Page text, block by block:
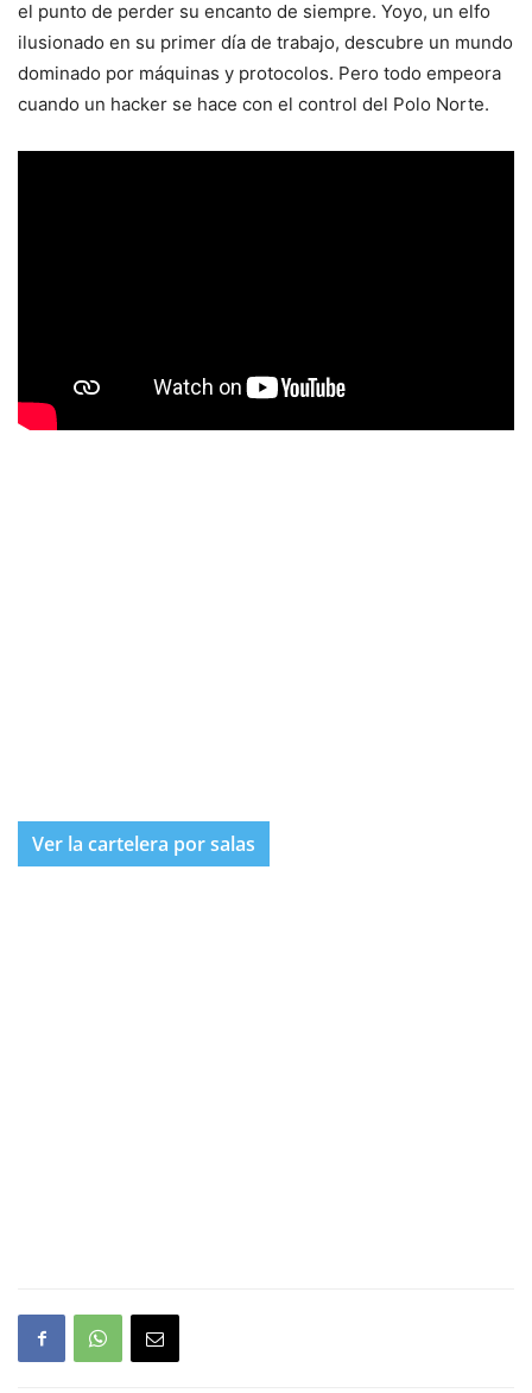
el punto de perder su encanto de siempre. Yoyo, un elfo
ilusionado en su primer día de trabajo, descubre un mundo
dominado por máquinas y protocolos. Pero todo empeora
cuando un hacker se hace con el control del Polo Norte.
Ver la cartelera por salas